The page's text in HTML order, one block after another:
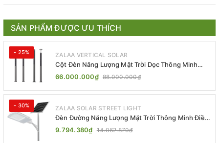
SẢN PHẨM ĐƯỢC ƯU THÍCH
- 25% ZALAA VERTICAL SOLAR
Cột Đèn Năng Lượng Mặt Trời Dọc Thông Minh
ZSR-YYDS-360 | ZALAA Jsc
66.000.000₫ 88.000.000₫
- 30% ZALAA SOLAR STREET LIGHT
Đèn Đường Năng Lượng Mặt Trời Thông Minh Điều
Khiển MPPT ZL-GMX01 ZALAA
9.794.380₫ 14.062.870₫